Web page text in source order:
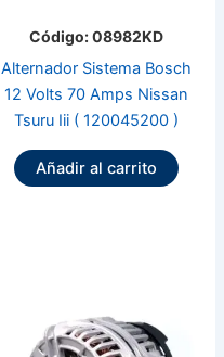
Código: 08982KD
Alternador Sistema Bosch
12 Volts 70 Amps Nissan
Tsuru Iii ( 120045200 )
Añadir al carrito